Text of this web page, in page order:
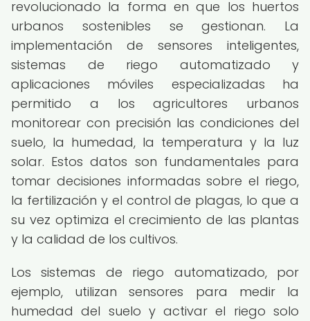
revolucionado la forma en que los huertos
urbanos sostenibles se gestionan. La
implementación de sensores inteligentes,
sistemas de riego automatizado y
aplicaciones móviles especializadas ha
permitido a los agricultores urbanos
monitorear con precisión las condiciones del
suelo, la humedad, la temperatura y la luz
solar. Estos datos son fundamentales para
tomar decisiones informadas sobre el riego,
la fertilización y el control de plagas, lo que a
su vez optimiza el crecimiento de las plantas
y la calidad de los cultivos.
Los sistemas de riego automatizado, por
ejemplo, utilizan sensores para medir la
humedad del suelo y activar el riego solo